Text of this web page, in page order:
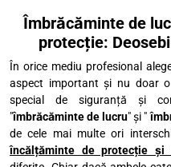
Îmbrăcăminte de
protecție:
În orice mediu profesional
aspect important și nu doar
special de siguranță și
"îmbrăcăminte de lucru" și "
de cele mai multe ori
încălțăminte de protecție și